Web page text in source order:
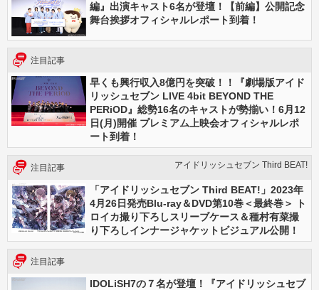
編』出演キャスト6名が登壇！【前編】公開記念
舞台挨拶オフィシャルレポート到着！
注目記事
早くも興行収入8億円を突破！！『劇場版アイド
リッシュセブン LIVE 4bit BEYOND THE
PERiOD』総勢16名のキャストが勢揃い！6月12
日(月)開催 プレミアム上映会オフィシャルレポ
ート到着！
注目記事 アイドリッシュセブン Third BEAT!
「アイドリッシュセブン Third BEAT!」2023年
4月26日発売Blu-ray＆DVD第10巻＜最終巻＞ ト
ロイカ撮り下ろしスリーブケース＆種村有菜撮
り下ろしインナージャケットビジュアル公開！
注目記事
IDOLiSH7の７名が登壇！『アイドリッシュセブ